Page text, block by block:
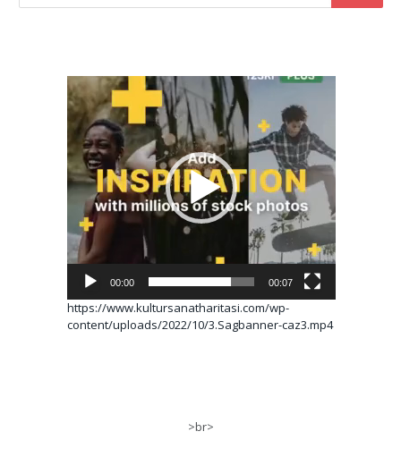
Video
oynatıcı
00:00 00:07
https://www.kultursanatharitasi.com/wp-
content/uploads/2022/10/3.Sagbanner-caz3.mp4
>br>